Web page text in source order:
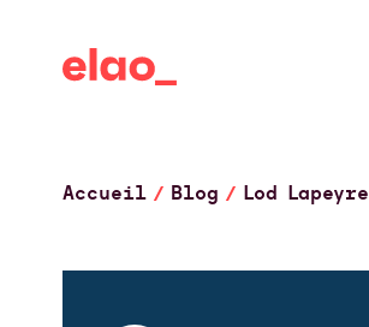
Accueil Blog Lod Lapeyre